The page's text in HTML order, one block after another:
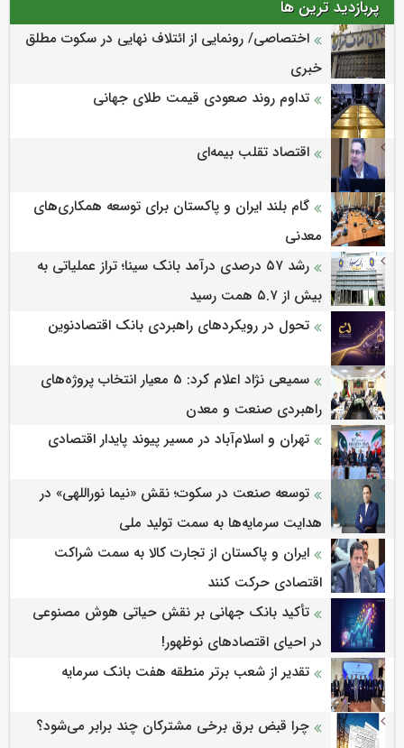
پربازدید ترین ها
اختصاصی/ رونمایی از ائتلاف‌ نهایی در سکوت مطلق
خبری
تداوم روند صعودی قیمت طلای جهانی
اقتصاد تقلب بیمه‌ای
گام بلند ایران و پاکستان برای توسعه همکاری‌های
معدنی
رشد ۵۷ درصدی درآمد بانک سینا؛ تراز عملیاتی به
بیش از ۵.۷ همت رسید
تحول در رویکردهای راهبردی بانک اقتصادنوین
سمیعی‌ نژاد اعلام کرد: 5 معیار انتخاب پروژه‌های
راهبردی صنعت و معدن
تهران و اسلام‌آباد در مسیر پیوند پایدار اقتصادی
توسعه صنعت در سکوت؛ نقش «نیما نوراللهی» در
هدایت سرمایه‌ها به سمت تولید ملی
ایران و پاکستان از تجارت کالا به سمت شراکت
اقتصادی حرکت کنند
تأکید بانک جهانی بر نقش حیاتی هوش مصنوعی
در احیای اقتصادهای نوظهور!
تقدیر از شعب برتر منطقه هفت بانک سرمایه
چرا قبض برق برخی مشترکان چند برابر می‌شود؟